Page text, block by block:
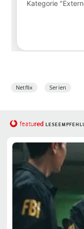
Netflix Serien
featured